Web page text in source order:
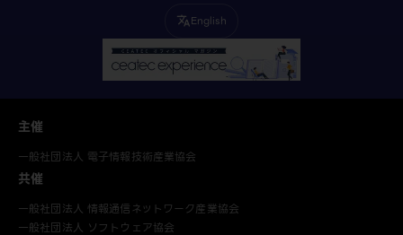
translateEnglish
主催
一般社団法人 電子情報技術産業協会
共催
一般社団法人 情報通信ネットワーク産業協会
一般社団法人 ソフトウェア協会